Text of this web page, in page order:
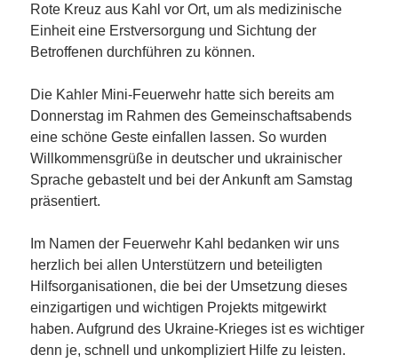
Rote Kreuz aus Kahl vor Ort, um als medizinische
Einheit eine Erstversorgung und Sichtung der
Betroffenen durchführen zu können.
Die Kahler Mini-Feuerwehr hatte sich bereits am
Donnerstag im Rahmen des Gemeinschaftsabends
eine schöne Geste einfallen lassen. So wurden
Willkommensgrüße in deutscher und ukrainischer
Sprache gebastelt und bei der Ankunft am Samstag
präsentiert.
Im Namen der Feuerwehr Kahl bedanken wir uns
herzlich bei allen Unterstützern und beteiligten
Hilfsorganisationen, die bei der Umsetzung dieses
einzigartigen und wichtigen Projekts mitgewirkt
haben. Aufgrund des Ukraine-Krieges ist es wichtiger
denn je, schnell und unkompliziert Hilfe zu leisten.